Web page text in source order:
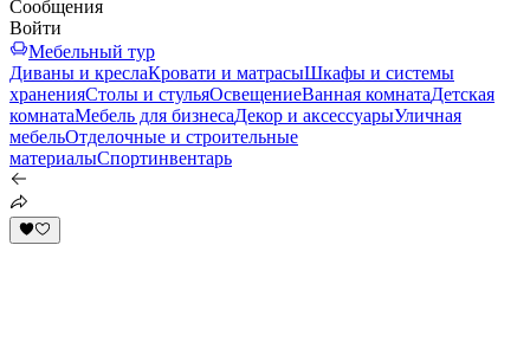
Сообщения
Войти
Мебельный тур
Диваны и креслаКровати и матрасыШкафы и системы
храненияСтолы и стульяОсвещениеВанная комнатаДетская
комнатаМебель для бизнесаДекор и аксессуарыУличная
мебельОтделочные и строительные
материалыСпортинвентарь